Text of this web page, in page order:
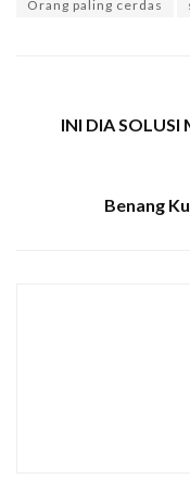
Orang paling cerdas
INI DIA SOLUSI
Benang